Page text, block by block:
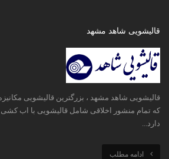
قالیشویی شاهد مشهد
قالیشویی شاهد مشهد ، بزرگترین قالیشویی
که تمام منشور اخلاقی شامل قالیشویی با اب کشی
دارد...
ادامه مطلب